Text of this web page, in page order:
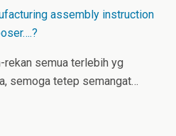
assembly instruction
rekan semua terlebih yg
semoga tetep semangat…